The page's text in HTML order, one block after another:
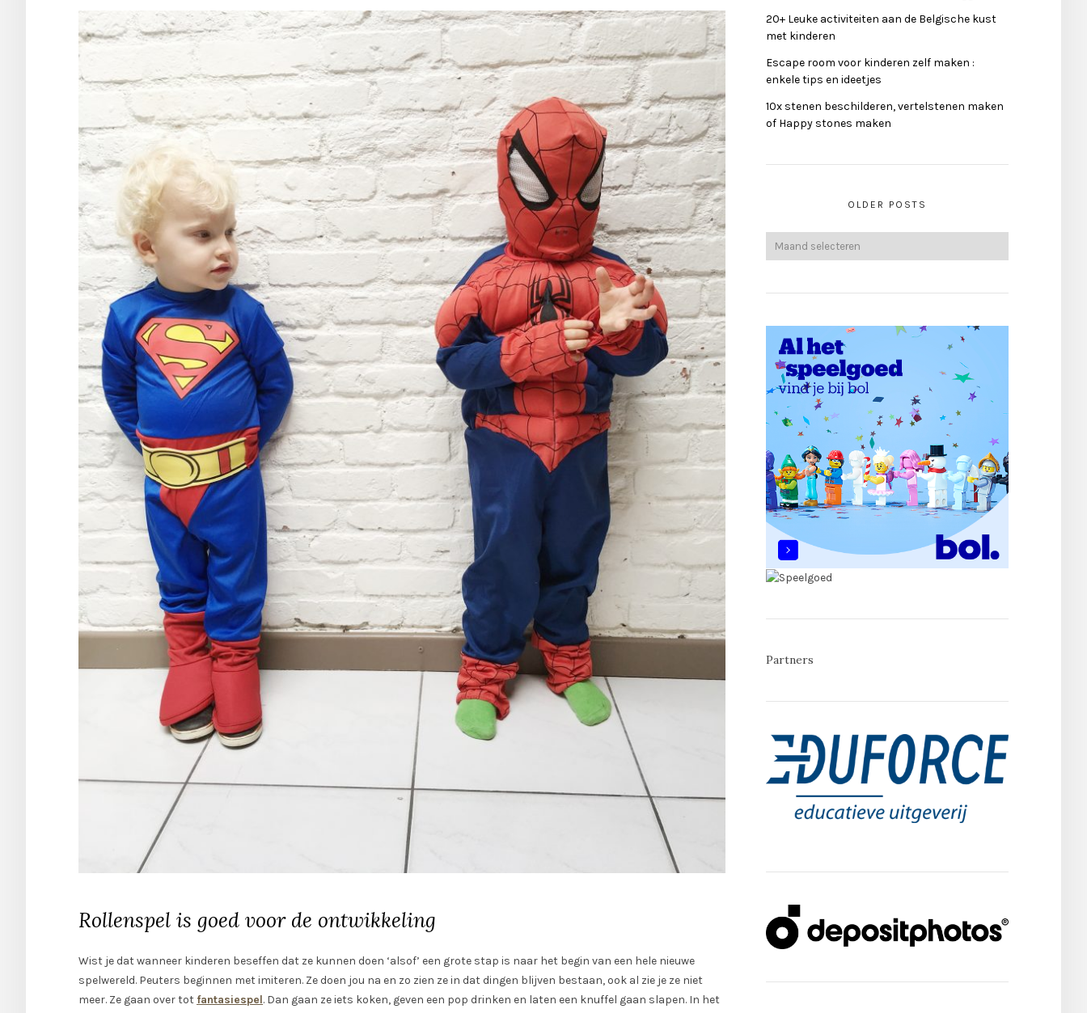
Rollenspel is goed voor de ontwikkeling
Wist je dat wanneer kinderen beseffen dat ze kunnen doen ‘alsof’ een grote stap is naar het begin van een hele nieuwe
spelwereld. Peuters beginnen met imiteren. Ze doen jou na en zo zien ze in dat dingen blijven bestaan, ook al zie je ze niet
meer. Ze gaan over tot fantasiespel. Dan gaan ze iets koken, geven een pop drinken en laten een knuffel gaan slapen. In het
20+ Leuke activiteiten aan de Belgische kust
met kinderen
Escape room voor kinderen zelf maken :
enkele tips en ideetjes
10x stenen beschilderen, vertelstenen maken
of Happy stones maken
OLDER POSTS
Partners